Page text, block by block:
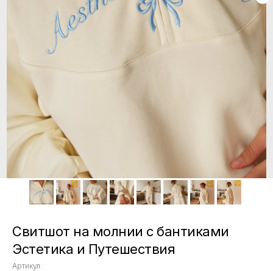
Свитшот на молнии с бантиками
Эстетика и Путешествия
Артикул: